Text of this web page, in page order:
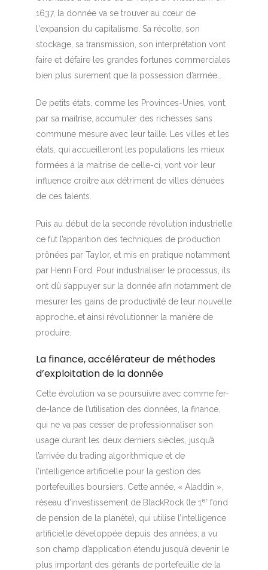
1637, la donnée va se trouver au cœur de
l‘expansion du capitalisme. Sa récolte, son
stockage, sa transmission, son interprétation vont
faire et défaire les grandes fortunes commerciales
bien plus surement que la possession d’armée…
De petits états, comme les Provinces-Unies, vont,
par sa maitrise, accumuler des richesses sans
commune mesure avec leur taille. Les villes et les
états, qui accueilleront les populations les mieux
formées à la maitrise de celle-ci, vont voir leur
influence croitre aux détriment de villes dénuées
de ces talents.
Puis au début de la seconde révolution industrielle
ce fut l’apparition des techniques de production
prônées par Taylor, et mis en pratique notamment
par Henri Ford. Pour industrialiser le processus, ils
ont dû s’appuyer sur la donnée afin notamment de
mesurer les gains de productivité de leur nouvelle
approche…et ainsi révolutionner la manière de
produire.
La finance, accélérateur de méthodes
d’exploitation de la donnée
Cette évolution va se poursuivre avec comme fer-
de-lance de l’utilisation des données, la finance,
qui ne va pas cesser de professionnaliser son
usage durant les deux derniers siècles, jusqu’à
l’arrivée du trading algorithmique et de
l’intelligence artificielle pour la gestion des
portefeuilles boursiers. Cette année, « Aladdin »,
réseau d’investissement de BlackRock (le 1erfond
de pension de la planète), qui utilise l’intelligence
artificielle développée depuis des années, a vu
son champ d’application étendu jusqu’à devenir le
plus important des gérants de portefeuille de la